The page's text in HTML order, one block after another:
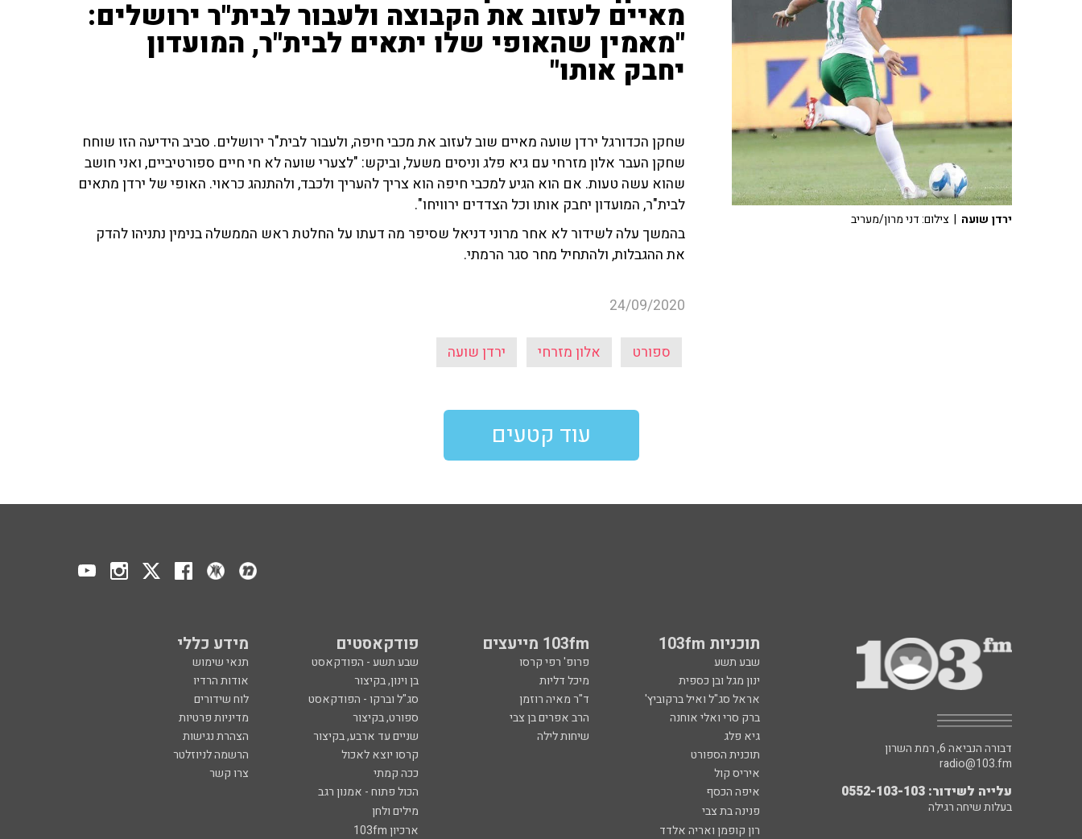
מאיים לעזוב את הקבוצה ולעבור לבית"ר ירושלים:
"מאמין שהאופי שלו יתאים לבית"ר, המועדון
יחבק אותו"
שחקן הכדורגל ירדן שועה מאיים שוב לעזוב את מכבי חיפה, ולעבור לבית"ר ירושלים. סביב הידיעה הזו שוחח
שחקן העבר אלון מזרחי עם גיא פלג וניסים משעל, וביקש: "לצערי שועה לא חי חיים ספורטיביים, ואני חושב
שהוא עשה טעות. אם הוא הגיע למכבי חיפה הוא צריך להעריך ולכבד, ולהתנהג כראוי. האופי של ירדן מתאים
לבית"ר, המועדון יחבק אותו וכל הצדדים ירוויחו".
בהמשך עלה לשידור לא אחר מרוני דניאל שסיפר מה דעתו על החלטת ראש הממשלה בנימין נתניהו להדק
את ההגבלות, ולהתחיל מחר סגר הרמתי.
24/09/2020
ספורט אלון מזרחי ירדן שועה
ירדן שועה | צילום: דני מרון/מעריב
עוד קטעים
תוכניות 103fm 103fm מייעצים פודקאסטים מידע כללי
שבע תשע פרופ' רפי קרסו שבע תשע - הפודקאסט
תנאי שימוש
ינון מגל ובן כספית
מיכל דליות בן וינון, בקיצור
אודות הרדיו
אראל סג"ל ואיל ברקוביץ'
ד"ר מאיה רוזמן סג"ל וברקו - הפודקאסט
לוח שידורים
ברק סרי ואלי אוחנה
הרב אפרים בן צבי ספורט, בקיצור
מדיניות פרטיות
גיא פלג
שיחות לילה שניים עד ארבע, בקיצור
הצהרת נגישות
תוכנית הספורט
קרסו יוצא לאכול
הרשמה לניוזלטר
איריס קול
ככה קמתי
צרו קשר
איפה הכסף
הכול פתוח - אמנון רגב
פנינה בת צבי
מילים ולחן
רון קופמן ואריה אלדד
ארכיון 103fm
דבורה הנביאה 6, רמת השרון
radio@103.fm
עלייה לשידור: 0552-103-103
בעלות שיחה רגילה